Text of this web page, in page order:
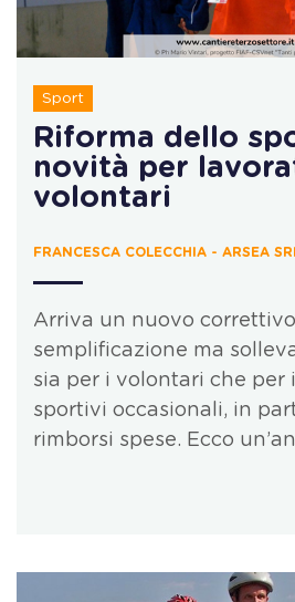
Sport
Riforma dello
novità per
volontari
FRANCESCA COLECCHIA - ARSEA
Arriva un nuovo
semplificazione ma
sia per i volontari che per
sportivi occasionali, in
rimborsi spese. Ecco